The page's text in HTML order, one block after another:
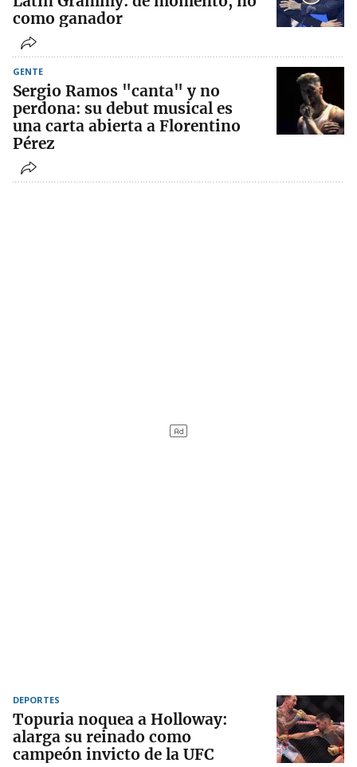
como ganador
GENTE
Sergio Ramos "canta" y no
perdona: su debut musical es
una carta abierta a Florentino
Pérez
DEPORTES
Topuria noquea a Holloway:
alarga su reinado como
campeón invicto de la UFC